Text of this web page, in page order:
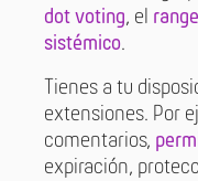
dot voting, el
sistémico.
Tienes a tu
extensiones. Por
comentarios,
expiración,